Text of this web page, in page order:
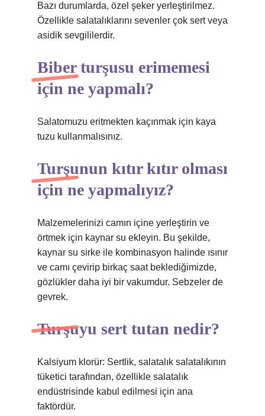
Bazı durumlarda, özel şeker yerleştirilmez.
Özellikle salatalıklarını sevenler çok sert veya
asidik sevgililerdir.
Biber turşusu erimemesi
için ne yapmalı?
Salatomuzu eritmekten kaçınmak için kaya
tuzu kullanmalısınız.
Turşunun kıtır kıtır olması
için ne yapmalıyız?
Malzemelerinizi camın içine yerleştirin ve
örtmek için kaynar su ekleyin. Bu şekilde,
kaynar su sirke ile kombinasyon halinde ısınır
ve camı çevirip birkaç saat beklediğimizde,
gözlükler daha iyi bir vakumdur. Sebzeler de
gevrek.
Turşuyu sert tutan nedir?
Kalsiyum klorür: Sertlik, salatalık salatalıkının
tüketici tarafından, özellikle salatalık
endüstrisinde kabul edilmesi için ana
faktördür.